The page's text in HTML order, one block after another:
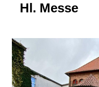
Hl. Messe